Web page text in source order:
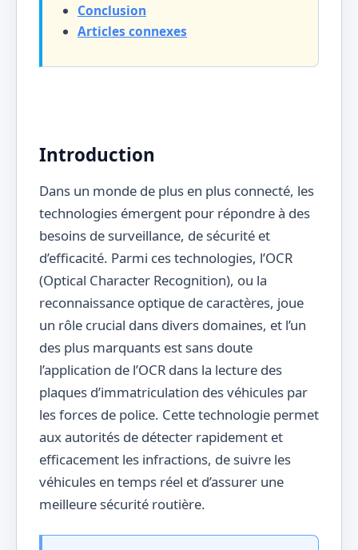
Conclusion
Articles connexes
Introduction
Dans un monde de plus en plus connecté, les
technologies émergent pour répondre à des
besoins de surveillance, de sécurité et
d’efficacité. Parmi ces technologies, l’OCR
(Optical Character Recognition), ou la
reconnaissance optique de caractères, joue
un rôle crucial dans divers domaines, et l’un
des plus marquants est sans doute
l’application de l’OCR dans la lecture des
plaques d’immatriculation des véhicules par
les forces de police. Cette technologie permet
aux autorités de détecter rapidement et
efficacement les infractions, de suivre les
véhicules en temps réel et d’assurer une
meilleure sécurité routière.